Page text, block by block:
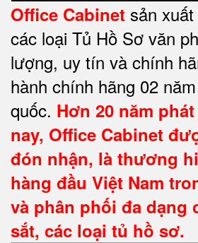
Office Cabinet sản
các loại Tủ Hồ Sơ văn
lượng, uy tín và chính
hành chính hãng 02
quốc. Hơn 20 năm
nay, Office Cabinet
đón nhận, là thương
hàng đầu Việt Nam
và phân phối đa dạng
sắt, các loại tủ hồ sơ.